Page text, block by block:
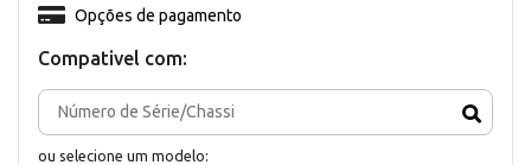
Compativel com:
ou selecione um modelo:
Opções de pagamento